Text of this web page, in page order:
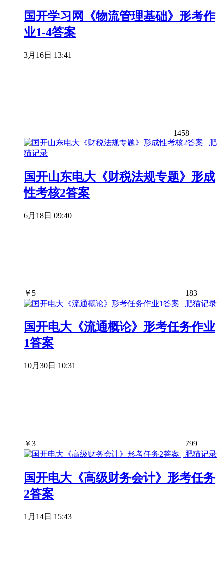
国开学习网《物流管理基础》形考作
业1-4答案
3月16日 13:41
1458
国开山东电大《财税法规专题》形成
性考核2答案
6月18日 09:40
￥ 5 183
国开电大《流通概论》形考任务作业
1答案
10月30日 10:31
￥3 799
国开电大《高级财务会计》形考任务
2答案
1月14日 15:43